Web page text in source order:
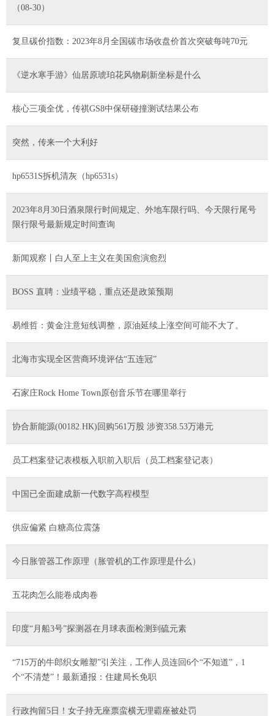
（08-30）
复旦碳价指数：2023年8月全国碳市场收盘价首次突破每吨70元
《逆水寒手游》仙居原琥珀花风物刷新坐标是什么
核心三项全优，传祺GS8中保研碰撞测试结果公布
突然，传来一个大利好
hp6531S拆机清灰（hp6531s）
2023年8月30日酒泉限行时间规定、外地车限行吗、今天限行尾号
限行限号最新规定时间查询
新闻观察丨白人至上主义在美国愈演愈烈
BOSS 直聘：业绩平稳，重点还是政策预期
易维哲：黄金注意短线调整，原油延续上涨空间可能不大了。
北海市实现全区营商环境评估“五连冠”
石家庄Rock Home Town原创音乐节在哪里举行
协合新能源(00182.HK)回购561万股 涉资358.53万港元
员工档案登记表模板入职前入职后（员工档案登记表）
中国已全面建成新一代数字高程模型
供应偏紧 白糖高位震荡
今日胀管器工作原理（胀管机的工作原理是什么）
五花肉怎么能卷成肉卷
印度“月船3号”探测器在月球表面检测到硫元素
“715万的牛郎织女雕塑”引关注，工作人员连回6个“不知道”，1
个“不清楚”！最新通报：住建局长免职
行政拘留5日！女子持无座票蛮横无理霸座被处罚